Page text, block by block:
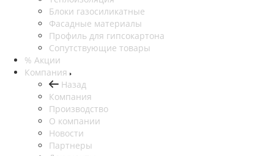
Блоки газосиликатные
Фасадные материалы
Профиль для гипсокартона
Сопутствующие товары
% Акции
Компания
Назад
Компания
Производство
О компании
Новости
Партнеры